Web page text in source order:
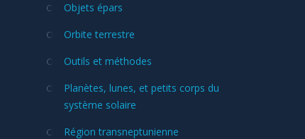
Objets épars
Orbite terrestre
Outils et méthodes
Planètes, lunes, et petits corps du
système solaire
Région transneptunienne